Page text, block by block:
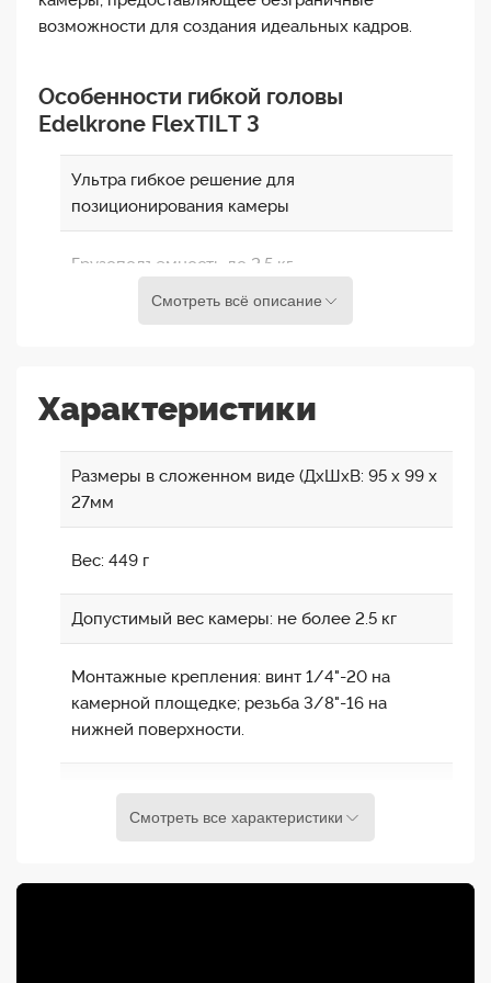
возможности для создания идеальных кадров.
Особенности гибкой головы
Edelkrone FlexTILT 3
Ультра гибкое решение для
позиционирования камеры
Грузоподъемность до 2,5 кг
Имеет отверстие под 3/8" (включает адаптер
1/4")
Алюминиевый корпус
Смотреть всё описание
Характеристики
Размеры в сложенном виде (ДxШxВ: 95 x 99 x
27мм
Вес: 449 г
Допустимый вес камеры: не более 2.5 кг
Монтажные крепления: винт 1/4"-20 на
камерной площедке; резьба 3/8"-16 на
нижней поверхности.
Смотреть все характеристики